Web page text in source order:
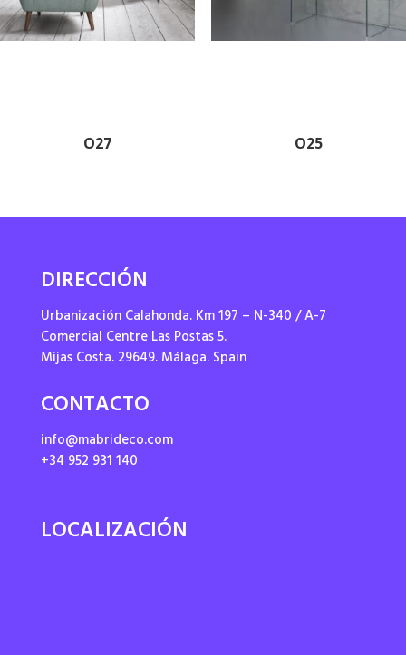
O27 O25
DIRECCIÓN
Urbanización Calahonda. Km 197 – N-340 / A-7
Comercial Centre Las Postas 5.
Mijas Costa. 29649. Málaga. Spain
CONTACTO
info@mabrideco.com
+34 952 931 140
LOCALIZACIÓN